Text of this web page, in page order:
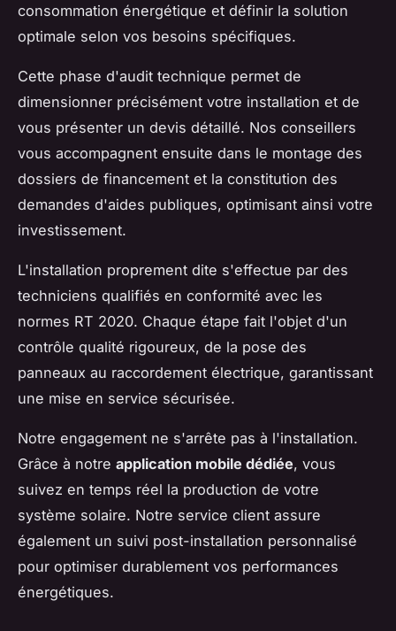
consommation énergétique et définir la solution
optimale selon vos besoins spécifiques.
Cette phase d'audit technique permet de
dimensionner précisément votre installation et de
vous présenter un devis détaillé. Nos conseillers
vous accompagnent ensuite dans le montage des
dossiers de financement et la constitution des
demandes d'aides publiques, optimisant ainsi votre
investissement.
L'installation proprement dite s'effectue par des
techniciens qualifiés en conformité avec les
normes RT 2020. Chaque étape fait l'objet d'un
contrôle qualité rigoureux, de la pose des
panneaux au raccordement électrique, garantissant
une mise en service sécurisée.
Notre engagement ne s'arrête pas à l'installation.
Grâce à notre application mobile dédiée, vous
suivez en temps réel la production de votre
système solaire. Notre service client assure
également un suivi post-installation personnalisé
pour optimiser durablement vos performances
énergétiques.